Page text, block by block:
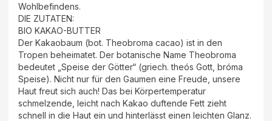
Wohlbefindens.
DIE ZUTATEN:
BIO KAKAO-BUTTER
Der Kakaobaum (bot. Theobroma cacao) ist in den
Tropen beheimatet. Der botanische Name Theobroma
bedeutet „Speise der Götter“ (griech. theós Gott, bróma
Speise). Nicht nur für den Gaumen eine Freude, unsere
Haut freut sich auch! Das bei Körpertemperatur
schmelzende, leicht nach Kakao duftende Fett zieht
schnell in die Haut ein und hinterlässt einen leichten Glanz.